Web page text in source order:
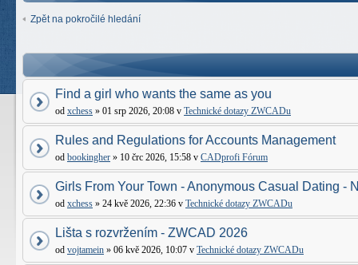
Zpět na pokročilé hledání
Find a girl who wants the same as you
od xchess » 01 srp 2026, 20:08 v Technické dotazy ZWCADu
Rules and Regulations for Accounts Management
od bookingher » 10 črc 2026, 15:58 v CADprofi Fórum
Girls From Your Town - Anonymous Casual Dating -
od xchess » 24 kvě 2026, 22:36 v Technické dotazy ZWCADu
Lišta s rozvržením - ZWCAD 2026
od vojtamein » 06 kvě 2026, 10:07 v Technické dotazy ZWCADu